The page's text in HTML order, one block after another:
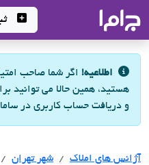
- سامانه جامع
اطلاعیه! اگر شما صاحب
هستید، همین حالا می توانید
و دریافت حساب کاربری در
آژانس های املاک آژانس های
شهر تهران